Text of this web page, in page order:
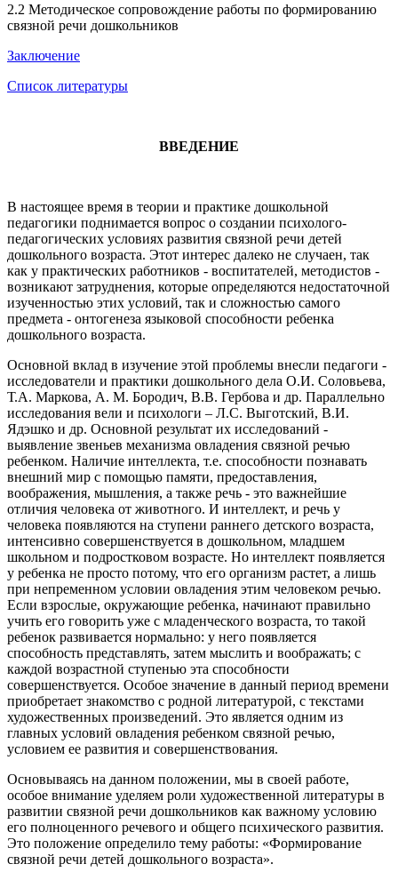
2.2 Методическое сопровождение работы по формированию
связной речи дошкольников
Заключение
Список литературы
ВВЕДЕНИЕ
В настоящее время в теории и практике дошкольной
педагогики поднимается вопрос о создании психолого-
педагогических условиях развития связной речи детей
дошкольного возраста. Этот интерес далеко не случаен, так
как у практических работников - воспитателей, методистов -
возникают затруднения, которые определяются недостаточной
изученностью этих условий, так и сложностью самого
предмета - онтогенеза языковой способности ребенка
дошкольного возраста.
Основной вклад в изучение этой проблемы внесли педагоги -
исследователи и практики дошкольного дела О.И. Соловьева,
Т.А. Маркова, A. M. Бородич, В.В. Гербова и др. Параллельно
исследования вели и психологи – Л.С. Выготский, В.И.
Ядэшко и др. Основной результат их исследований -
выявление звеньев механизма овладения связной речью
ребенком. Наличие интеллекта, т.е. способности познавать
внешний мир с помощью памяти, предоставления,
воображения, мышления, а также речь - это важнейшие
отличия человека от животного. И интеллект, и речь у
человека появляются на ступени раннего детского возраста,
интенсивно совершенствуется в дошкольном, младшем
школьном и подростковом возрасте. Но интеллект появляется
у ребенка не просто потому, что его организм растет, а лишь
при непременном условии овладения этим человеком речью.
Если взрослые, окружающие ребенка, начинают правильно
учить его говорить уже с младенческого возраста, то такой
ребенок развивается нормально: у него появляется
способность представлять, затем мыслить и воображать; с
каждой возрастной ступенью эта способности
совершенствуется. Особое значение в данный период времени
приобретает знакомство с родной литературой, с текстами
художественных произведений. Это является одним из
главных условий овладения ребенком связной речью,
условием ее развития и совершенствования.
Основываясь на данном положении, мы в своей работе,
особое внимание уделяем роли художественной литературы в
развитии связной речи дошкольников как важному условию
его полноценного речевого и общего психического развития.
Это положение определило тему работы: «Формирование
связной речи детей дошкольного возраста».